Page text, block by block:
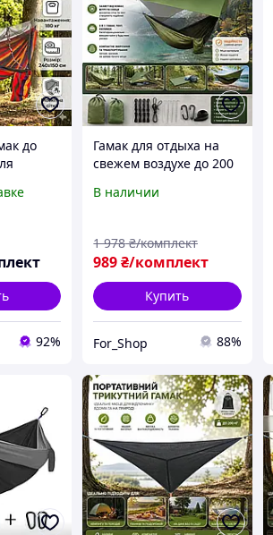
до
92%
Гамак для отдыха на
свежем воздухе до 200
гамак для природы 260
В наличии
989₴/комплект
1 978 ₴/комплект
Купить
For_Shop 88%